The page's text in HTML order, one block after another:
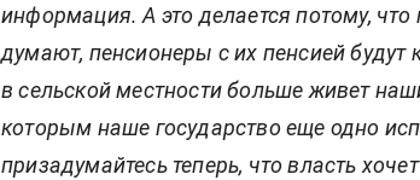
информация. А это делается потому, что
думают, пенсионеры с их пенсией будут
в сельской местности больше живет
которым наше государство еще одно
призадумайтесь теперь, что власть